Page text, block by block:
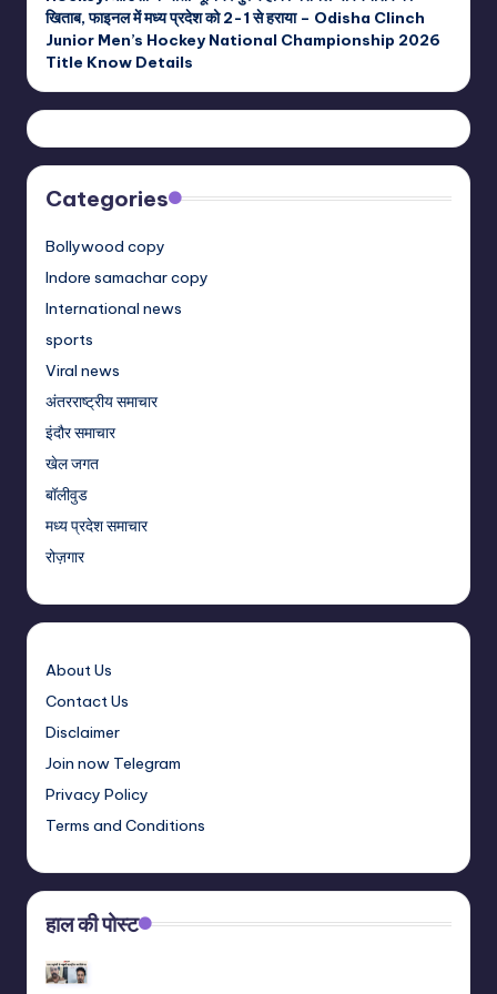
खिताब, फाइनल में मध्य प्रदेश को 2-1 से हराया – Odisha Clinch
Junior Men’s Hockey National Championship 2026
Title Know Details
Categories
Bollywood copy
Indore samachar copy
International news
sports
Viral news
अंतरराष्ट्रीय समाचार
इंदौर समाचार
खेल जगत
बॉलीवुड
मध्य प्रदेश समाचार
रोज़गार
About Us
Contact Us
Disclaimer
Join now Telegram
Privacy Policy
Terms and Conditions
हाल की पोस्ट